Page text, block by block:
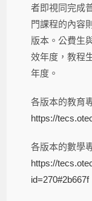
者即視同完成
門課程的內容
版本。公費生
效年度，教程
年度。
各版本的教育
https://
各版本的數學
https://
id=270#2b667f